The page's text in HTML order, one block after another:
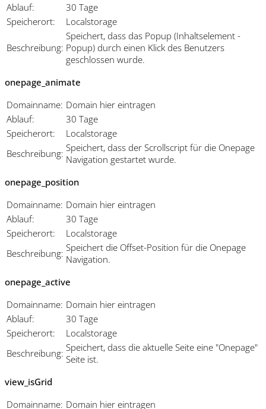
Ablauf:
30 Tage
Speicherort:
Localstorage
Beschreibung:
Speichert, dass das Popup (Inhaltselement -
Popup) durch einen Klick des Benutzers
geschlossen wurde.
onepage_animate
Domainname: Domain hier eintragen
Ablauf:
30 Tage
Speicherort:
Localstorage
Beschreibung: Speichert, dass der Scrollscript für die Onepage
Navigation gestartet wurde.
onepage_position
Domainname: Domain hier eintragen
Ablauf:
30 Tage
Speicherort:
Localstorage
Beschreibung: Speichert die Offset-Position für die Onepage
Navigation.
onepage_active
Domainname: Domain hier eintragen
Ablauf:
30 Tage
Speicherort:
Localstorage
Beschreibung: Speichert, dass die aktuelle Seite eine "Onepage"
Seite ist.
view_isGrid
Domainname: Domain hier eintragen